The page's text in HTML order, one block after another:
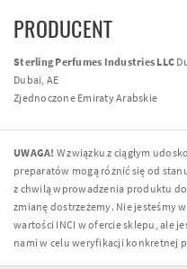
PRODUCENT
Sterling Perfumes Industries LLC
Dubai, AE
Zjednoczone Emiraty Arabskie
UWAGA! W związku z ciągłym
preparatów mogą różnić się od
z chwilą wprowadzenia produktu
zmianę dostrzeżemy. Nie jesteśmy
wartości INCI w ofercie sklepu, ale
nami w celu weryfikacji konkretnej